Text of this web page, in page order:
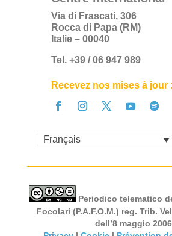
Via di Frascati, 306
Rocca di Papa (RM)
Italie – 00040
Tel. +39 / 06 947 989
Recevez nos mises à jour :
Français
Periodico telematico
Focolari (P.A.F.O.M.) reg. Trib.
dell’8 maggio